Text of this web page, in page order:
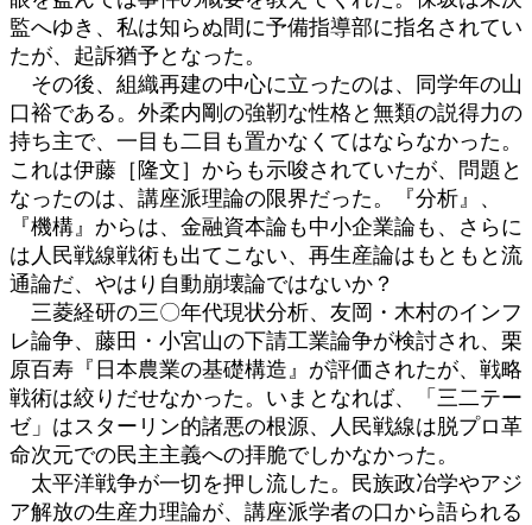
監へゆき、私は知らぬ間に予備指導部に指名されてい
たが、起訴猶予となった。
その後、組織再建の中心に立ったのは、同学年の山
口裕である。外柔内剛の強靭な性格と無類の説得力の
持ち主で、一目も二目も置かなくてはならなかった。
これは伊藤［隆文］からも示唆されていたが、問題と
なったのは、講座派理論の限界だった。『分析』、
『機構』からは、金融資本論も中小企業論も、さらに
は人民戦線戦術も出てこない、再生産論はもともと流
通論だ、やはり自動崩壊論ではないか？
三菱経研の三〇年代現状分析、友岡・木村のインフ
レ論争、藤田・小宮山の下請工業論争が検討され、栗
原百寿『日本農業の基礎構造』が評価されたが、戦略
戦術は絞りだせなかった。いまとなれば、「三二テー
ゼ」はスターリン的諸悪の根源、人民戦線は脱プロ革
命次元での民主主義への拝脆でしかなかった。
太平洋戦争が一切を押し流した。民族政冶学やアジ
ア解放の生産力理論が、講座派学者の口から語られる